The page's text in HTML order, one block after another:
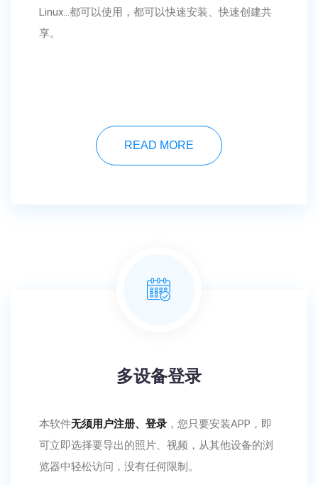
Linux...都可以使用，都可以快速安装、快速创建共
享。
READ MORE
多设备登录
本软件无须用户注册、登录 ，您只要安装APP，即
可立即选择要导出的照片、视频，从其他设备的浏
览器中轻松访问，没有任何限制。